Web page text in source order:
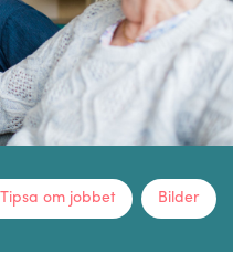
Bilder
Tipsa om jobbet